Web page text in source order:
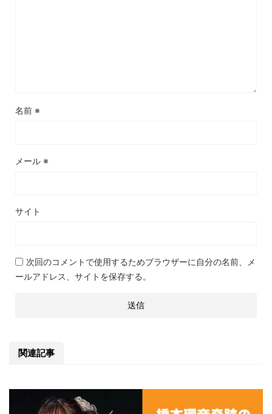
名前 ※
メール ※
サイト
次回のコメントで使用するためブラウザーに自分の名前、メ
ールアドレス、サイトを保存する。
関連記事